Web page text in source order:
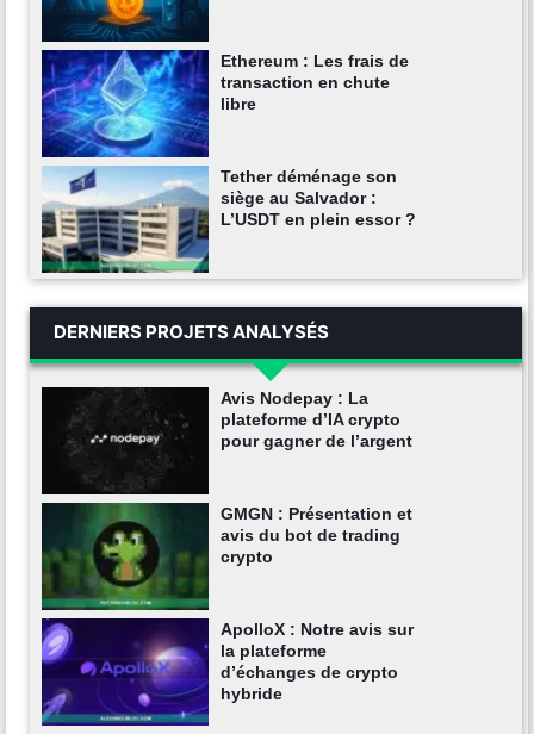
Ethereum : Les frais de
transaction en chute
libre
Tether déménage son
siège au Salvador :
L’USDT en plein essor ?
DERNIERS PROJETS ANALYSÉS
Avis Nodepay : La
plateforme d’IA crypto
pour gagner de l’argent
GMGN : Présentation et
avis du bot de trading
crypto
ApolloX : Notre avis sur
la plateforme
d’échanges de crypto
hybride